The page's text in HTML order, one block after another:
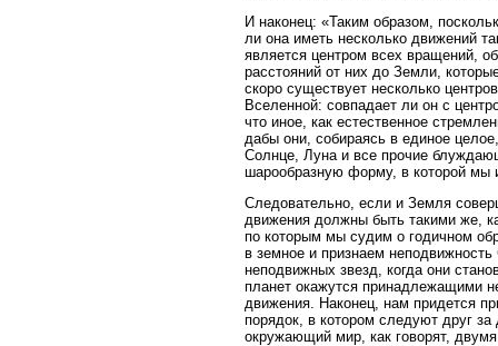
И наконец: «Таким образом,
ли она иметь несколько движений
является центром всех вращений,
расстояний от них до Земли,
скоро существует несколько
Вселенной: совпадает ли он с
что иное, как естественное
дабы они, собираясь в единое
Солнце, Луна и все прочие
шарообразную форму, в которой мы
Следовательно, если и Земля
движения должны быть такими же,
по которым мы судим о годичном
в земное и признаем
неподвижных звезд, когда они
планет окажутся принадлежащими
движения. Наконец, нам придется
порядок, в котором следуют друг
окружающий мир, как говорят,